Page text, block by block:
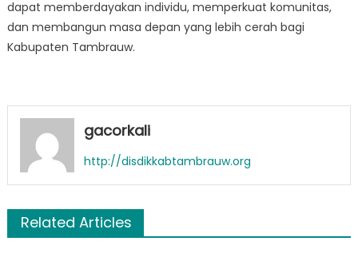
dapat memberdayakan individu, memperkuat komunitas,
dan membangun masa depan yang lebih cerah bagi
Kabupaten Tambrauw.
gacorkali
http://disdikkabtambrauw.org
Related Articles